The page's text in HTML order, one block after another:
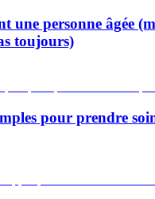
une personne âgée
toujours)
pour prendre